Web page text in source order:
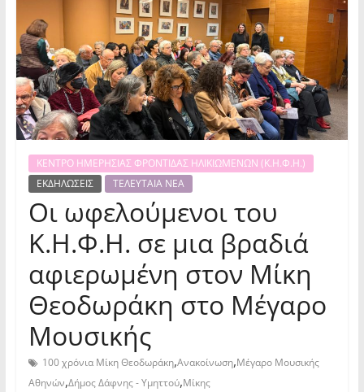
ΚΕΝΤΡΟ ΗΜΕΡΗΣΙΑΣ ΦΡΟΝΤΙΔΑΣ ΗΛΙΚΙΩΜΕΝΩΝ (Κ.Η.Φ.Η.)
ΕΚΔΗΛΩΣΕΙΣ
ΤΕΛΕΥΤΑΙΑ ΝΕΑ
Οι ωφελούμενοι του
Κ.Η.Φ.Η. σε μια βραδιά
αφιερωμένη στον Μίκη
Θεοδωράκη στο Μέγαρο
Μουσικής
100 χρόνια Μίκη Θεοδωράκη,Ανακοίνωση,Μέγαρο Μουσικής
Αθηνών,Δήμος Δάφνης - Υμηττού,Μίκης